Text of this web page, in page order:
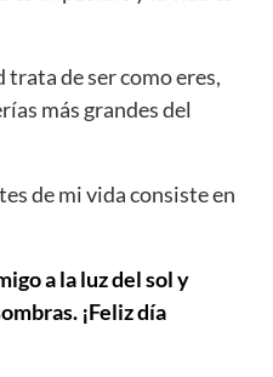
de ser como eres,
más grandes del
de mi vida consiste en
a la luz del sol y
¡Feliz día